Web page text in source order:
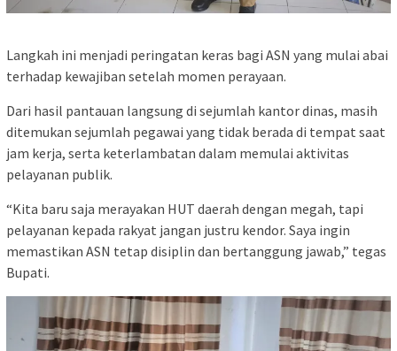
Langkah ini menjadi peringatan keras bagi ASN yang mulai abai
terhadap kewajiban setelah momen perayaan.
Dari hasil pantauan langsung di sejumlah kantor dinas, masih
ditemukan sejumlah pegawai yang tidak berada di tempat saat
jam kerja, serta keterlambatan dalam memulai aktivitas
pelayanan publik.
“Kita baru saja merayakan HUT daerah dengan megah, tapi
pelayanan kepada rakyat jangan justru kendor. Saya ingin
memastikan ASN tetap disiplin dan bertanggung jawab,” tegas
Bupati.